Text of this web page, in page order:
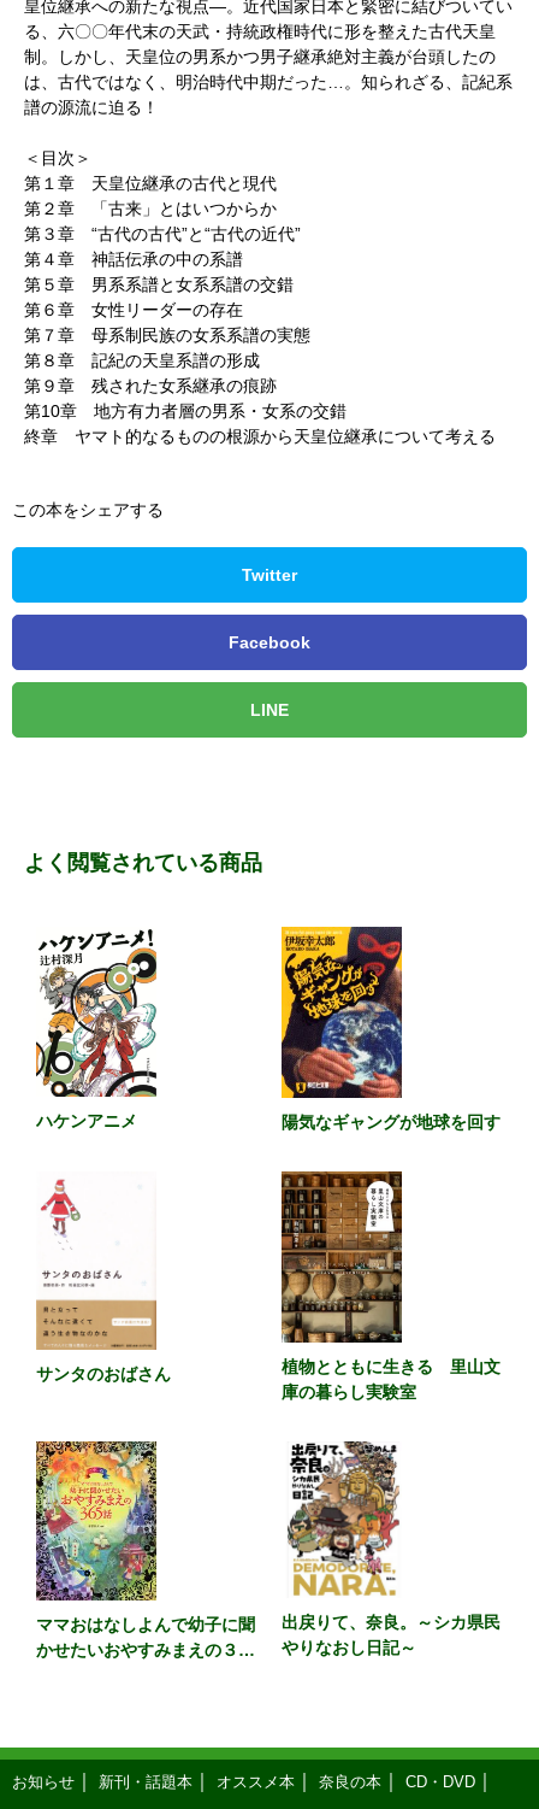
皇位継承への新たな視点―。近代国家日本と緊密に結びついてい
る、六〇〇年代末の天武・持統政権時代に形を整えた古代天皇
制。しかし、天皇位の男系かつ男子継承絶対主義が台頭したの
は、古代ではなく、明治時代中期だった…。知られざる、記紀系
譜の源流に迫る！
＜目次＞
第１章 天皇位継承の古代と現代
第２章 「古来」とはいつからか
第３章 “古代の古代”と“古代の近代”
第４章 神話伝承の中の系譜
第５章 男系系譜と女系系譜の交錯
第６章 女性リーダーの存在
第７章 母系制民族の女系系譜の実態
第８章 記紀の天皇系譜の形成
第９章 残された女系継承の痕跡
第10章 地方有力者層の男系・女系の交錯
終章 ヤマト的なるものの根源から天皇位継承について考える
この本をシェアする
Twitter
Facebook
LINE
よく閲覧されている商品
ハケンアニメ 陽気なギャングが地球を回す
サンタのおばさん
植物とともに生きる 里山文
庫の暮らし実験室
ママおはなしよんで幼子に聞
かせたいおやすみまえの３６
出戻りて、奈良。～シカ県民
やりなおし日記～
お知らせ 新刊・話題本 オススメ本 奈良の本 CD・DVD